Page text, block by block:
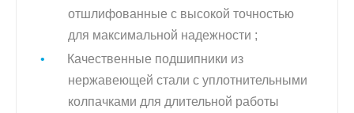
отшлифованные с высокой точностью
для максимальной надежности ;
Качественные подшипники из
нержавеющей стали с уплотнительными
колпачками для длительной работы